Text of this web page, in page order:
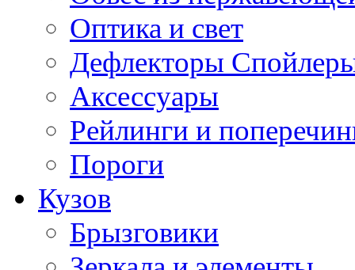
Оптика и свет
Дефлекторы
Аксессуары
Рейлинги и
Пороги
Кузов
Брызговики